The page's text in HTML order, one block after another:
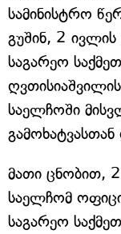
სამინისტრო
გუშინ, 2
საგარეო
საელჩოში
მათი ცნობით,
საელჩომ
საგარეო